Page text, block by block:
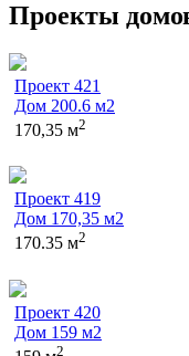
Проекты
Проект 421
Дом 200.6 м2
170,35 м2
Проект 419
Дом 170,35 м2
170.35 м2
Проект 420
Дом 159 м2
2